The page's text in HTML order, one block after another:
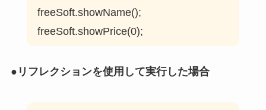
freeSoft.showName();
freeSoft.showPrice(0);
●リフレクションを使用して実行した場合